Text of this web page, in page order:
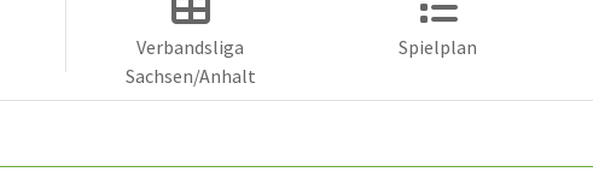
Verbandsliga
Sachsen/Anhalt
Spielplan